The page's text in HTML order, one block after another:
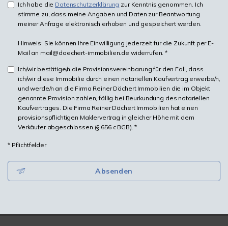
Ich habe die Datenschutzerklärung zur Kenntnis genommen. Ich
stimme zu, dass meine Angaben und Daten zur Beantwortung
meiner Anfrage elektronisch erhoben und gespeichert werden.
Hinweis: Sie können Ihre Einwilligung jederzeit für die Zukunft per E-
Mail an mail@daechert-immobilien.de widerrufen. *
Ich/wir bestätige/n die Provisionsvereinbarung für den Fall, dass
ich/wir diese Immobilie durch einen notariellen Kaufvertrag erwerbe/n,
und werde/n an die Firma Reiner Dächert Immobilien die im Objekt
genannte Provision zahlen, fällig bei Beurkundung des notariellen
Kaufvertrages. Die Firma Reiner Dächert Immobilien hat einen
provisionspflichtigen Maklervertrag in gleicher Höhe mit dem
Verkäufer abgeschlossen (§ 656 c BGB). *
* Pflichtfelder
Absenden